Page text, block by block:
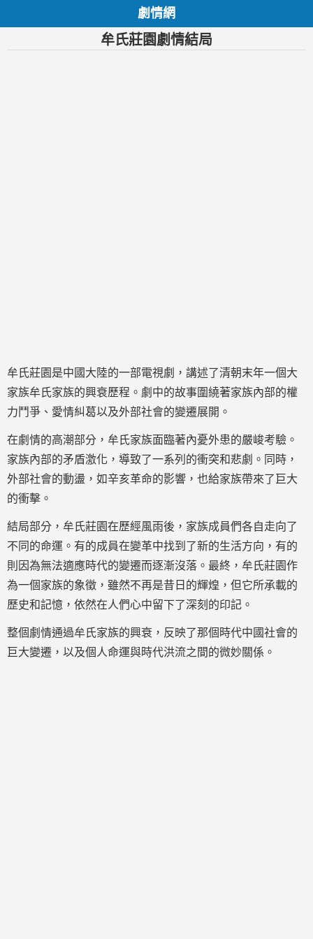
劇情網
牟氏莊園劇情結局
牟氏莊園是中國大陸的一部電視劇，講述了清朝末年一個大
家族牟氏家族的興衰歷程。劇中的故事圍繞著家族內部的權
力鬥爭、愛情糾葛以及外部社會的變遷展開。
在劇情的高潮部分，牟氏家族面臨著內憂外患的嚴峻考驗。
家族內部的矛盾激化，導致了一系列的衝突和悲劇。同時，
外部社會的動盪，如辛亥革命的影響，也給家族帶來了巨大
的衝擊。
結局部分，牟氏莊園在歷經風雨後，家族成員們各自走向了
不同的命運。有的成員在變革中找到了新的生活方向，有的
則因為無法適應時代的變遷而逐漸沒落。最終，牟氏莊園作
為一個家族的象徵，雖然不再是昔日的輝煌，但它所承載的
歷史和記憶，依然在人們心中留下了深刻的印記。
整個劇情通過牟氏家族的興衰，反映了那個時代中國社會的
巨大變遷，以及個人命運與時代洪流之間的微妙關係。